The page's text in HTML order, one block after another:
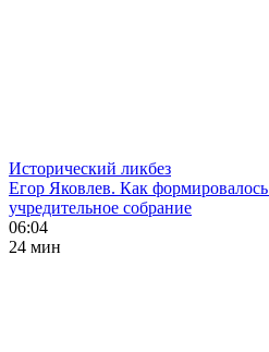
Исторический ликбез
Егор Яковлев. Как
учредительное собрание
06:04
24 мин